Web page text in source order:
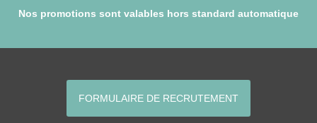
Nos promotions sont valables hors standard automatique
FORMULAIRE DE RECRUTEMENT